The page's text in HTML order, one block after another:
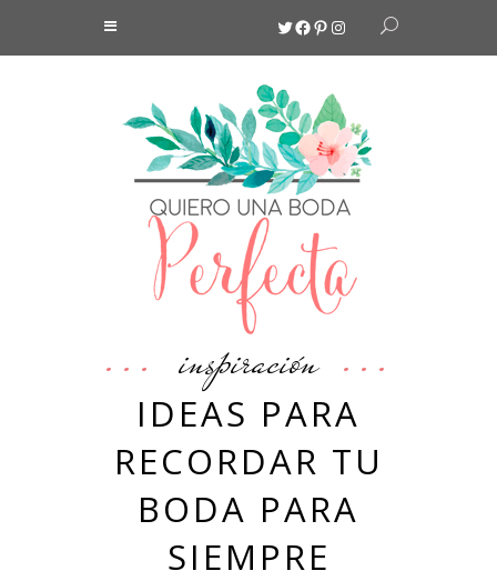
Twitter
Facebook
Pinterest
Instagram
inspiración
IDEAS PARA
RECORDAR TU
BODA PARA
SIEMPRE